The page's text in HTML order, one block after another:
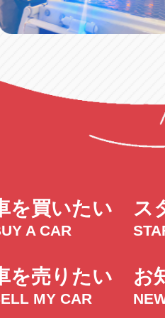
を買いたい
A CAR
を売りたい
MY CAR
ス
お